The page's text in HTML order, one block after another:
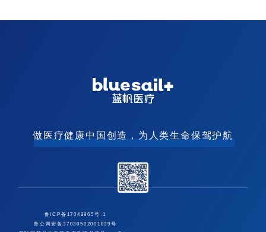
做医疗健康中国创造，为人类生命保驾护航
鲁ICP备17043965号-1
鲁公网安备37030502001039号